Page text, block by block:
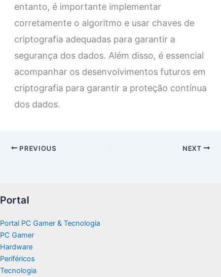
entanto, é importante implementar
corretamente o algoritmo e usar chaves de
criptografia adequadas para garantir a
segurança dos dados. Além disso, é essencial
acompanhar os desenvolvimentos futuros em
criptografia para garantir a proteção contínua
dos dados.
PREVIOUS NEXT
Portal
Portal PC Gamer & Tecnologia
PC Gamer
Hardware
Periféricos
Tecnologia